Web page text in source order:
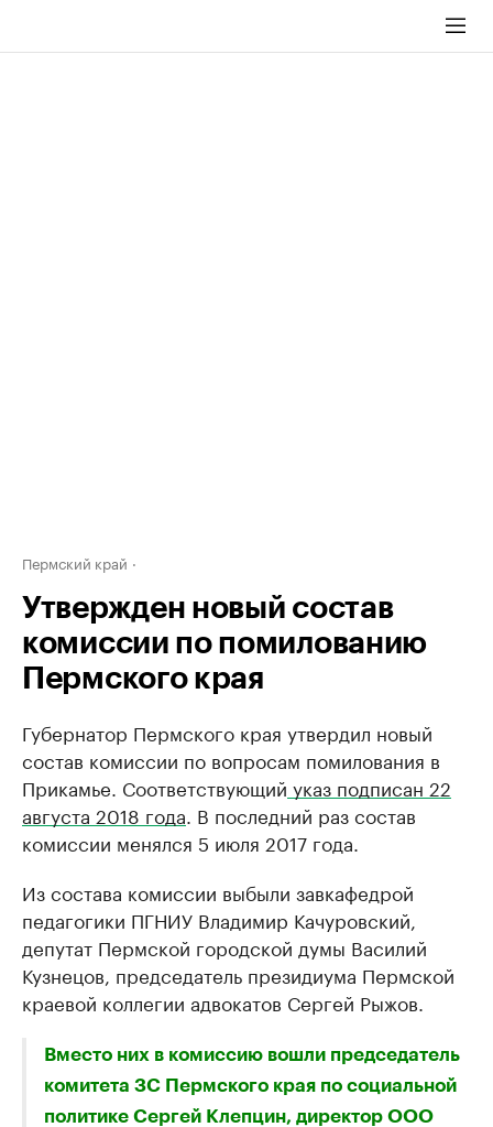
Пермский край
Утвержден новый состав
комиссии по помилованию
Пермского края
Губернатор Пермского края утвердил новый
состав комиссии по вопросам помилования в
Прикамье. Соответствующий указ подписан 22
августа 2018 года . В последний раз состав
комиссии менялся 5 июля 2017 года.
Из состава комиссии выбыли завкафедрой
педагогики ПГНИУ Владимир Качуровский,
депутат Пермской городской думы Василий
Кузнецов, председатель президиума Пермской
краевой коллегии адвокатов Сергей Рыжов.
Вместо них в комиссию вошли председатель
комитета ЗС Пермского края по социальной
политике Сергей Клепцин, директор ООО